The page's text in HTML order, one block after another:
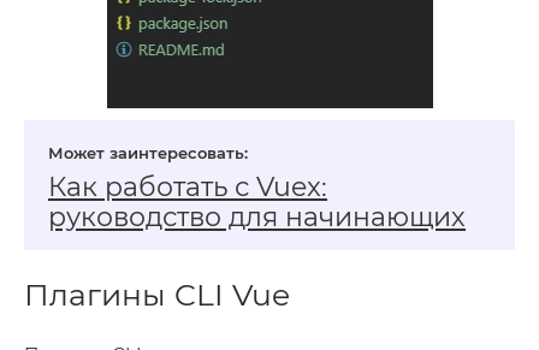
Как работать с Vuex:
руководство для начинающих
Плагины CLI Vue